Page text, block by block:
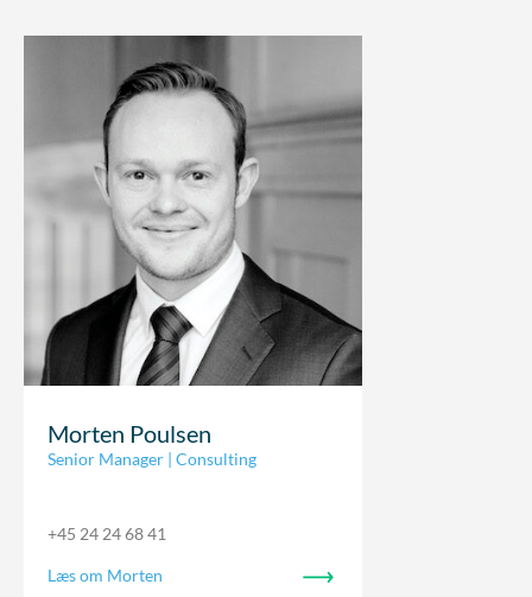
Morten Poulsen
Senior Manager | Consulting
+45 24 24 68 41
Læs om Morten